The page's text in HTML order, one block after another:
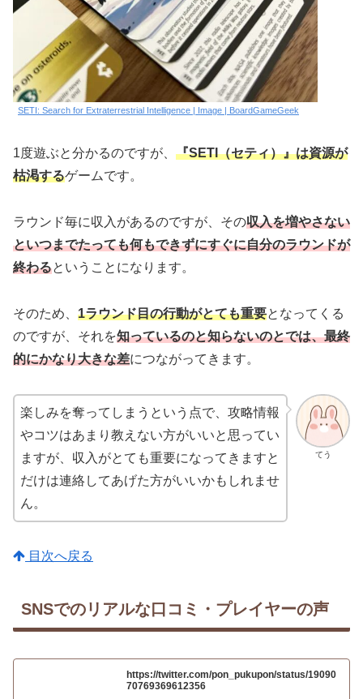
SETI: Search for Extraterrestrial Intelligence | Image | BoardGameGeek
1度遊ぶと分かるのですが、 『SETI（セティ）』は資源が
枯渇するゲームです。
ラウンド毎に収入があるのですが、その収入を増やさない
といつまでたっても何もできずにすぐに自分のラウンドが
終わるということになります。
そのため、 1ラウンド目の行動がとても重要となってくる
のですが、それを知っているのと知らないのとでは、最終
的にかなり大きな差につながってきます。
てう
楽しみを奪ってしまうという点で、攻略情報
やコツはあまり教えない方がいいと思ってい
ますが、収入がとても重要になってきますと
だけは連絡してあげた方がいいかもしれませ
ん。
目次へ戻る
SNSでのリアルな口コミ・プレイヤーの声
https://twitter.com/pon_pukupon/status/19090
70769369612356